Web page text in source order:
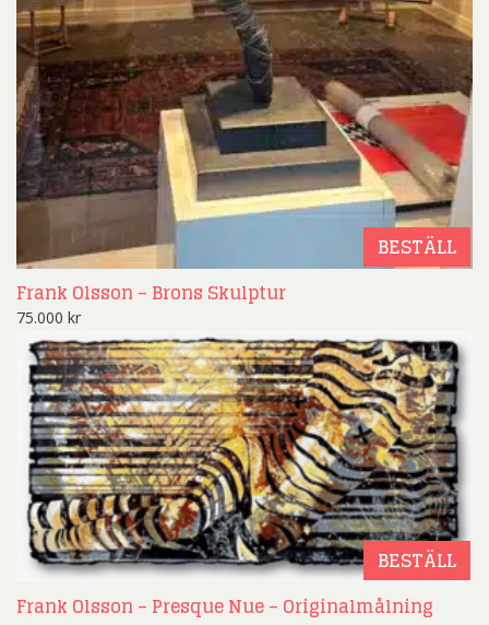
BESTÄLL
Frank Olsson – Brons Skulptur
75.000 kr
BESTÄLL
Frank Olsson – Presque Nue – Originalmålning